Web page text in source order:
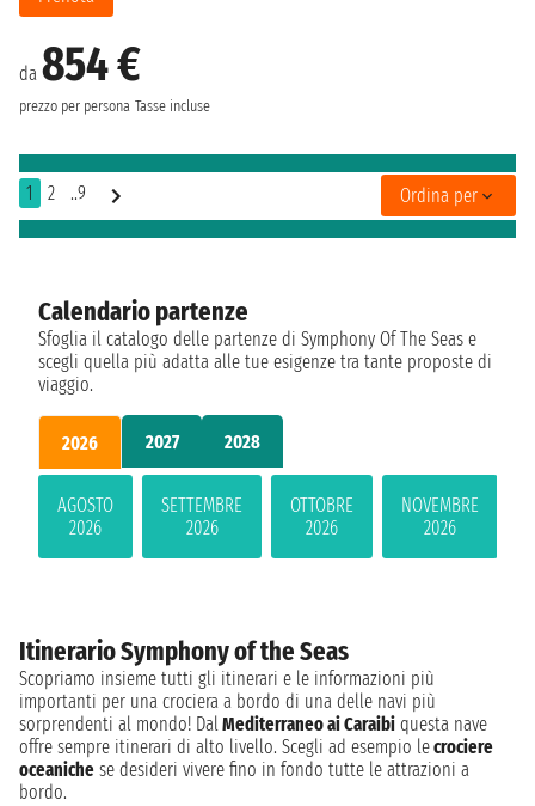
da 854 €
prezzo per persona Tasse incluse
1 2 ..9 Ordina per
Calendario partenze
Sfoglia il catalogo delle partenze di Symphony Of The Seas e
scegli quella più adatta alle tue esigenze tra tante proposte di
viaggio.
2026 2027 2028
AGOSTO
2026
SETTEMBRE
2026
OTTOBRE
2026
NOVEMBRE
2026
Itinerario Symphony of the Seas
Scopriamo insieme tutti gli itinerari e le informazioni più
importanti per una crociera a bordo di una delle navi più
sorprendenti al mondo! DalMediterraneo ai Caraibi questa nave
offre sempre itinerari di alto livello. Scegli ad esempio lecrociere
oceaniche se desideri vivere fino in fondo tutte le attrazioni a
bordo.